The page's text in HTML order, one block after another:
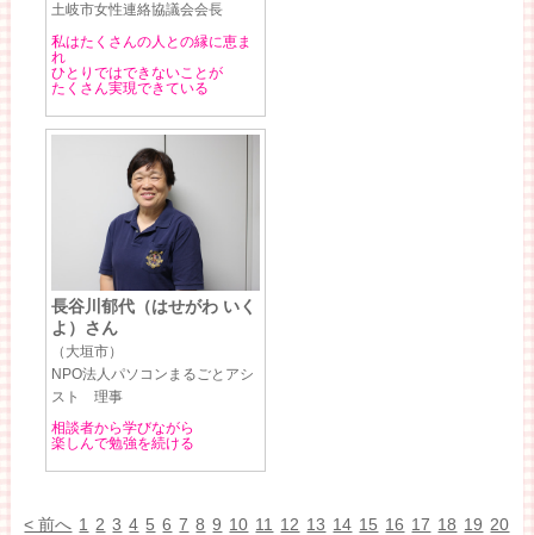
土岐市女性連絡協議会会長
私はたくさんの人との縁に恵ま
れ
ひとりではできないことが
たくさん実現できている
長谷川郁代（はせがわ いく
よ）さん
（大垣市）
NPO法人パソコンまるごとアシ
スト 理事
相談者から学びながら
楽しんで勉強を続ける
< 前へ 1 2 3 4 5 6 7 8 9 10 11 12 13 14 15 16 17 18 19 20